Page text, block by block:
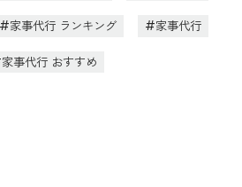
家事代行 ランキング 家事代行
家事代行 おすすめ